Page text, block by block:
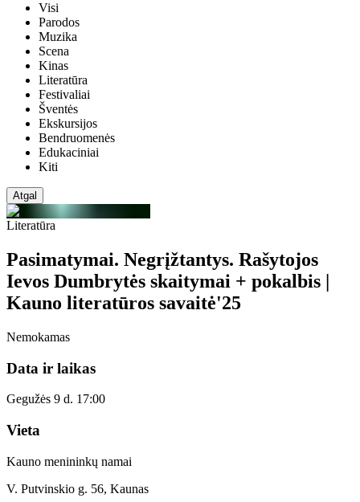
Visi
Parodos
Muzika
Scena
Kinas
Literatūra
Festivaliai
Šventės
Ekskursijos
Bendruomenės
Edukaciniai
Kiti
Atgal
Literatūra
Pasimatymai. Negrįžtantys. Rašytojos
Ievos Dumbrytės skaitymai + pokalbis |
Kauno literatūros savaitė'25
Nemokamas
Data ir laikas
Gegužės 9 d. 17:00
Vieta
Kauno menininkų namai
V. Putvinskio g. 56, Kaunas